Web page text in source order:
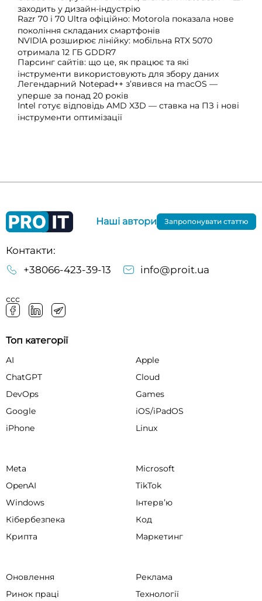
заходить у дизайн-індустрію
Razr 70 і 70 Ultra офіційно: Motorola показала нове
покоління складаних смартфонів
NVIDIA розширює лінійку: мобільна RTX 5070
отримала 12 ГБ GDDR7
Парсинг сайтів: що це, як працює та які
інструменти використовують для збору даних
Легендарний Notepad++ з’явився на macOS —
уперше за понад 20 років
Intel готує відповідь AMD X3D — ставка на ПЗ і нові
інструменти оптимізації
Контакти:
+38066-423-39-13
info@proit.ua
ссс
Наші автори Запропонувати статтю
Топ категорії
AI
Apple
ChatGPT
Cloud
DevOps
Games
Google
iOS/iPadOS
iPhone
Linux
Meta
Microsoft
OpenAI
TikTok
Windows
Інтервʼю
Кібербезпека
Код
Крипта
Маркетинг
Оновлення
Реклама
Ринок праці
Технології